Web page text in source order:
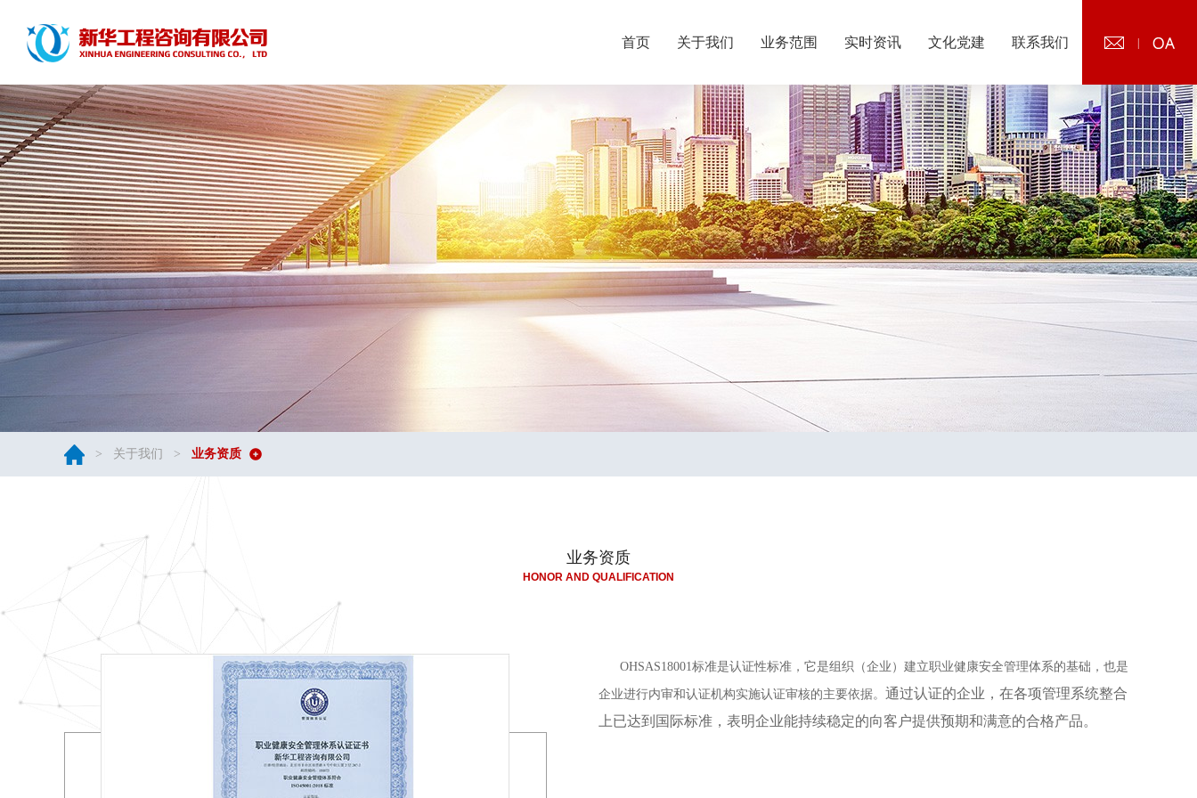
|
首页 关于我们 业务范围 实时资讯 文化党建 联系我们
> 关于我们 > 业务资质
业务资质
HONOR AND QUALIFICATION
OHSAS18001标准是认证性标准，它是组织（企业）建立职业健康安全管理体系的基础，也是
企业进行内审和认证机构实施认证审核的主要依据。 通过认证的企业，在各项管理系统整合
上已达到国际标准，表明企业能持续稳定的向客户提供预期和满意的合格产品。